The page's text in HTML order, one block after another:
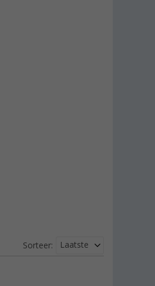
Sorteer: Laatste